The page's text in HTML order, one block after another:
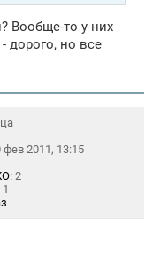
Вообще-то у них
дорого, но все
фев 2011, 13:15
2
1